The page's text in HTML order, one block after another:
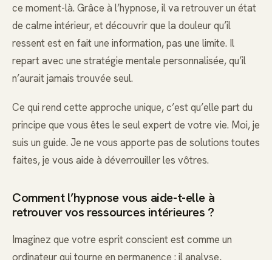
ce moment-là. Grâce à l’hypnose, il va retrouver un état
de calme intérieur, et découvrir que la douleur qu’il
ressent est en fait une information, pas une limite. Il
repart avec une stratégie mentale personnalisée, qu’il
n’aurait jamais trouvée seul.
Ce qui rend cette approche unique, c’est qu’elle part du
principe que vous êtes le seul expert de votre vie. Moi, je
suis un guide. Je ne vous apporte pas de solutions toutes
faites, je vous aide à déverrouiller les vôtres.
Comment l’hypnose vous aide-t-elle à
retrouver vos ressources intérieures ?
Imaginez que votre esprit conscient est comme un
ordinateur qui tourne en permanence : il analyse,